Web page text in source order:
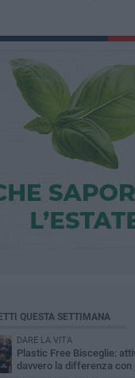
QUESTA SETTIMANA
DARE LA VITA
Plastic Free Bisceglie:
davvero la differenza con